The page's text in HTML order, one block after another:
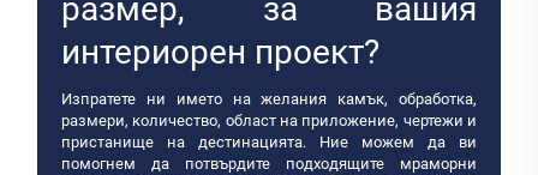
размер, за вашия
интериорен проект?
Изпратете ни името на желания камък, обработка,
размери, количество, област на приложение, чертежи и
пристанище на дестинацията. Ние можем да ви
помогнем да потвърдите подходящите мраморни